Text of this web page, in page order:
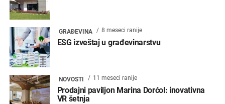
GRAĐEVINA 8 meseci ranije
ESG izveštaj u građevinarstvu
NOVOSTI 11 meseci ranije
Prodajni paviljon Marina Dorćol: inovativna
VR šetnja